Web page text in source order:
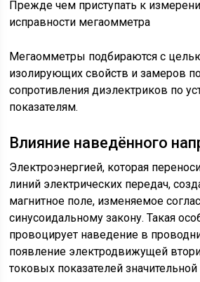
Прежде чем приступать к
исправности мегаомметра
Мегаомметры подбираются с
изолирующих свойств и замеров
сопротивления диэлектриков по
показателям.
Влияние наведённого
Электроэнергией, которая
линий электрических передач,
магнитное поле, изменяемое
синусоидальному закону. Такая
провоцирует наведение в
появление электродвижущей
токовых показателей